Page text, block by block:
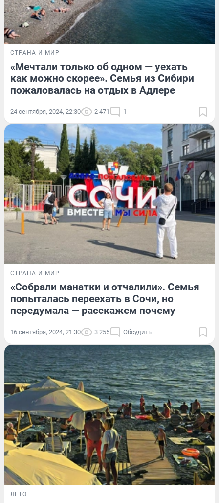
СТРАНА И МИР
«Мечтали только об одном — уехать
как можно скорее». Семья из Сибири
пожаловалась на отдых в Адлере
24 сентября, 2024, 22:30 2 471 1
СТРАНА И МИР
«Собрали манатки и отчалили». Семья
попыталась переехать в Сочи, но
передумала — расскажем почему
16 сентября, 2024, 21:30 3 255 Обсудить
ЛЕТО